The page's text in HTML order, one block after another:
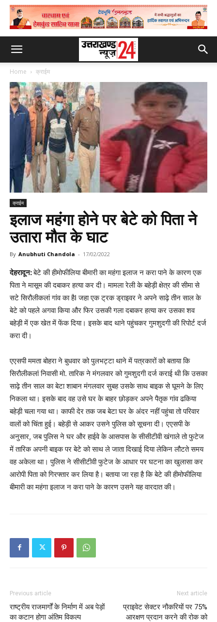
Home क्राईम
क्राईम
इलाज महंगा होने पर बेटे को पिता ने
उतारा मौत के घाट
By Anubhuti Chandola - 17/02/2022
देहरादून:बेटे की हीमोफीलिया बीमारी का महंगा इलाज न करा पाने के कारण एक
पिता ने मासूम की दबाकर हत्या कर दी। मामला रेली के बहेड़ी क्षेत्र की सीमा से
सटे सिरौलीकलां गांव का हैI जहा एक ट्रक ड्राइवर ने अपने साढ़े तीन साल के
बेटे को पहले अगवा किया और फिर उसकी गला दबाकर हत्या कर उसका शव
बहेड़ी में एक खेत में फेंक दिया। इसके बाद थाने पहुंचकर गुमशुदगी की रिपोर्ट दर्ज
करा दी।
एएसपी ममता बोहरा ने बुधवार को पुलभट्टा थाने में पत्रकारों को बताया कि
सिरौलीकलां निवासी मो. तारिक ने मंगलवार को गुमशुदगी दर्ज कराई थी कि उसका
साढ़े तीन साल का बेटा शाबान मंगलवार सुबह उसके साथ बाइक से घूमने के लिए
निकला था। इसके बाद वह उसे घर के बाहर छोड़कर अपने पैतृक गांव ढकिया
बहेड़ी चला गया था। काफी देर तक जब बेटा घर के अंदर नहीं पहुंचा तो परिवार
वालों को चिंता हुई। बहेड़ी से आकर उसने पुलिस को सूचना दी। एएसपी के
अनुसार, जब पुलिस ने घर और हाईवे के आसपास के सीसीटीवी खंगाले तो फुटेज
में तारिक अपनी बाइक पर बेटे को साथ ले जाता दिखाई दिया लेकिन लौटते समय
वह अकेला था। पुलिस ने सीसीटीवी फुटेज के आधार पर घटना का खुलासा कर
आरोपी पिता को गिरफ्तार कर लिया है। बताया जा रहा है कि बेटे की हीमोफीलिया
बीमारी का महंगा इलाज न करा पाने के कारण उसने यह वारदात की।
Previous article
राष्ट्रीय राजमार्गों के निर्माण में अब पेड़ों
का कटान होगा अंतिम विकल्प
Next article
प्राइवेट सेक्टर नौकरियों पर 75%
आरक्षण प्रदान करने की रोक को